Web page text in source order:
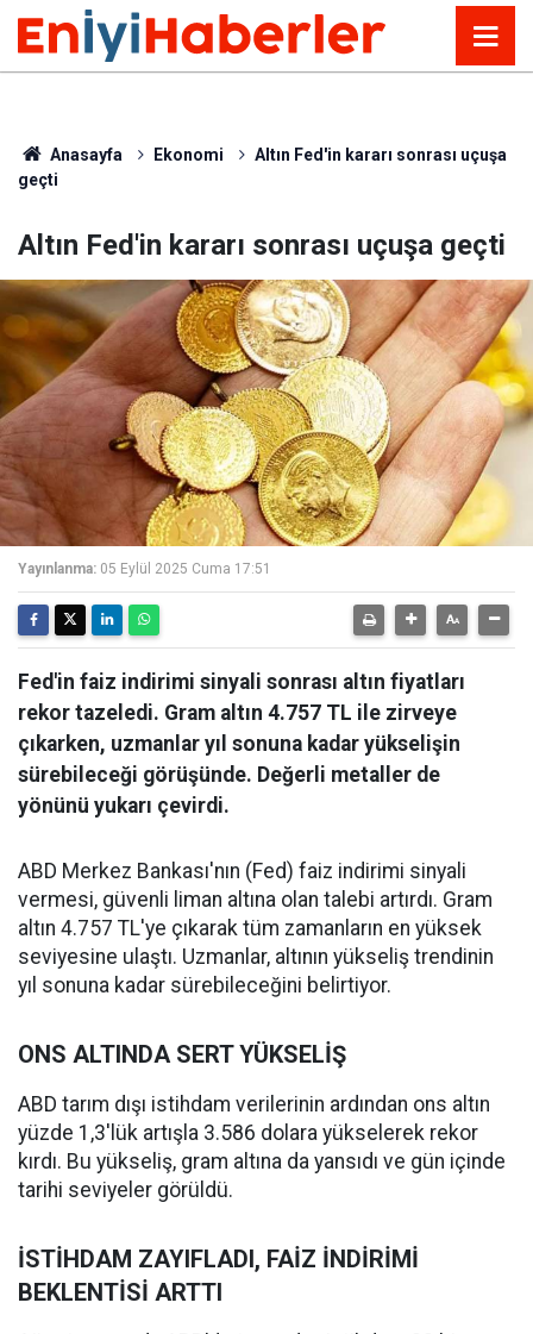
Anasayfa Ekonomi
Altın Fed'in kararı sonrası uçuşa
geçti
Altın Fed'in kararı sonrası uçuşa geçti
Yayınlanma: 05 Eylül 2025 Cuma 17:51
Fed'in faiz indirimi sinyali sonrası altın fiyatları
rekor tazeledi. Gram altın 4.757 TL ile zirveye
çıkarken, uzmanlar yıl sonuna kadar yükselişin
sürebileceği görüşünde. Değerli metaller de
yönünü yukarı çevirdi.
ABD Merkez Bankası'nın (Fed) faiz indirimi sinyali
vermesi, güvenli liman altına olan talebi artırdı. Gram
altın 4.757 TL'ye çıkarak tüm zamanların en yüksek
seviyesine ulaştı. Uzmanlar, altının yükseliş trendinin
yıl sonuna kadar sürebileceğini belirtiyor.
ONS ALTINDA SERT YÜKSELİŞ
ABD tarım dışı istihdam verilerinin ardından ons altın
yüzde 1,3'lük artışla 3.586 dolara yükselerek rekor
kırdı. Bu yükseliş, gram altına da yansıdı ve gün içinde
tarihi seviyeler görüldü.
İSTİHDAM ZAYIFLADI, FAİZ İNDİRİMİ
BEKLENTİSİ ARTTI